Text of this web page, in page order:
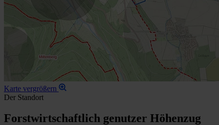
Karte vergrößern
Der Standort
Forstwirtschaftlich genutzer Höhenzug